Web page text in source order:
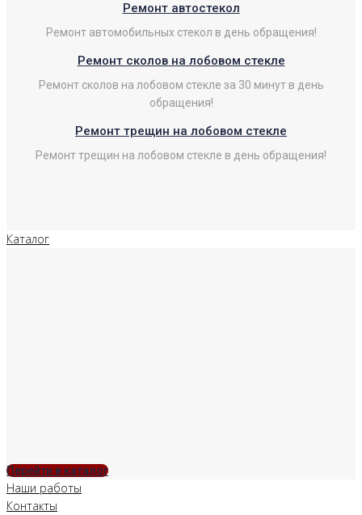
Ремонт автостекол
Ремонт автомобильных стекол в день обращения!
Ремонт сколов на лобовом стекле
Ремонт сколов на лобовом стекле за 30 минут в день
обращения!
Ремонт трещин на лобовом стекле
Ремонт трещин на лобовом стекле в день обращения!
Каталог
Перейти в каталог
Наши работы
Контакты